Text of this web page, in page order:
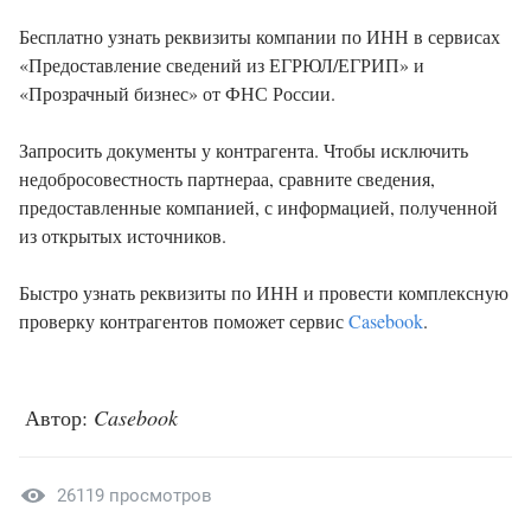
Бесплатно узнать реквизиты компании по ИНН в сервисах
«Предоставление сведений из ЕГРЮЛ/ЕГРИП» и
«Прозрачный бизнес» от ФНС России.
Запросить документы у контрагента. Чтобы исключить
недобросовестность партнераа, сравните сведения,
предоставленные компанией, с информацией, полученной
из открытых источников.
Быстро узнать реквизиты по ИНН и провести комплексную
проверку контрагентов поможет сервисCasebook.
Автор: Casebook
26119 просмотров